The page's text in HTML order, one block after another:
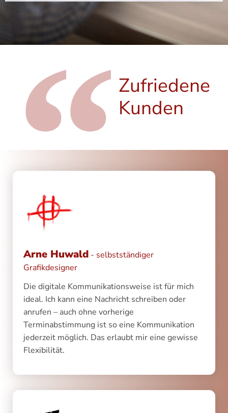
“Zufriedene
Kunden
Arne Huwald - selbstständiger
Grafikdesigner
Die digitale Kommunikationsweise ist für mich
ideal. Ich kann eine Nachricht schreiben oder
anrufen – auch ohne vorherige
Terminabstimmung ist so eine Kommunikation
jederzeit möglich. Das erlaubt mir eine gewisse
Flexibilität.